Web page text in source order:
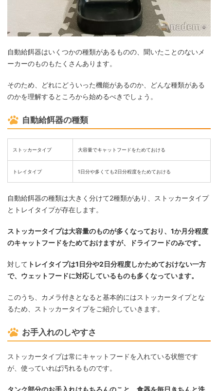
自動給餌器はいくつかの種類があるものの、聞いたことのないメ
ーカーのものもたくさんあります。
そのため、どれにどういった機能があるのか、どんな種類がある
のかを理解するところから始めるべきでしょう。
自動給餌器の種類
ストッカータイプ 大容量でキャットフードをためておける
トレイタイプ 1日分や多くても2日分程度をためておける
自動給餌器の種類は大きく分けて2種類があり、ストッカータイプ
とトレイタイプが存在します。
ストッカータイプは大容量のものが多くなっており、1か月分程度
のキャットフードをためておけますが、ドライフードのみです。
対して トレイタイプは1日分や2日分程度しかためておけない一方
で、ウェットフードに対応しているものも多くなっています。
このうち、カメラ付きとなると基本的にはストッカータイプとな
るため、ストッカータイプをご紹介していきます。
お手入れのしやすさ
ストッカータイプは常にキャットフードを入れている状態です
が、使っていれば汚れるものです。
タンク部分のお手入れはもちろんのこと、食器を毎日きちんと洗